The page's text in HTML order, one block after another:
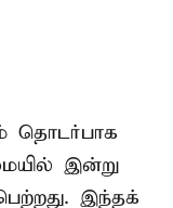
தொடர்பாக
இன்று
இந்தக்